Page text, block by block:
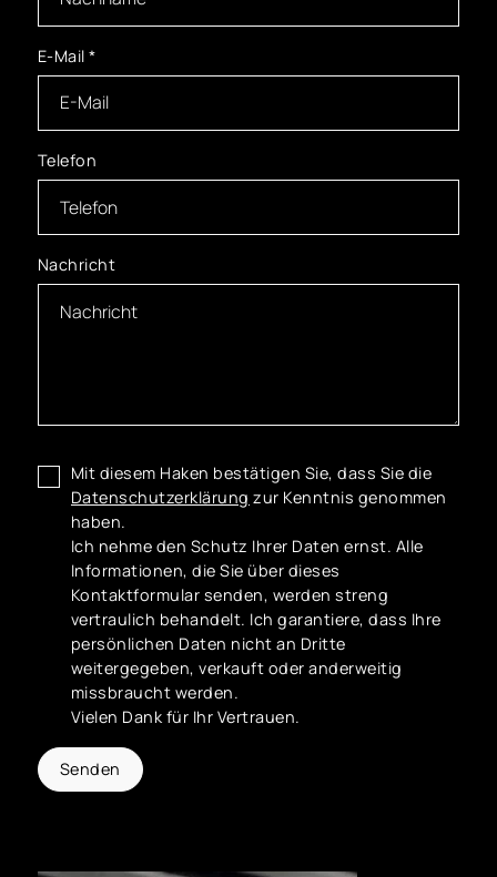
E-Mail*
Telefon
Nachricht
Mit diesem Haken bestätigen Sie, dass Sie die
Datenschutzerklärung zur Kenntnis genommen
haben.
Ich nehme den Schutz Ihrer Daten ernst. Alle
Informationen, die Sie über dieses
Kontaktformular senden, werden streng
vertraulich behandelt. Ich garantiere, dass Ihre
persönlichen Daten nicht an Dritte
weitergegeben, verkauft oder anderweitig
missbraucht werden.
Vielen Dank für Ihr Vertrauen.
Senden